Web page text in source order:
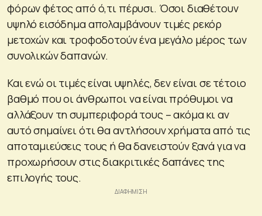
φόρων φέτος από ό,τι πέρυσι. Όσοι διαθέτουν
υψηλό εισόδημα απολαμβάνουν τιμές ρεκόρ
μετοχών και τροφοδοτούν ένα μεγάλο μέρος των
συνολικών δαπανών.
Και ενώ οι τιμές είναι υψηλές, δεν είναι σε τέτοιο
βαθμό που οι άνθρωποι να είναι πρόθυμοι να
αλλάξουν τη συμπεριφορά τους – ακόμα κι αν
αυτό σημαίνει ότι θα αντλήσουν χρήματα από τις
αποταμιεύσεις τους ή θα δανειστούν ξανά για να
προχωρήσουν στις διακριτικές δαπάνες της
επιλογής τους.